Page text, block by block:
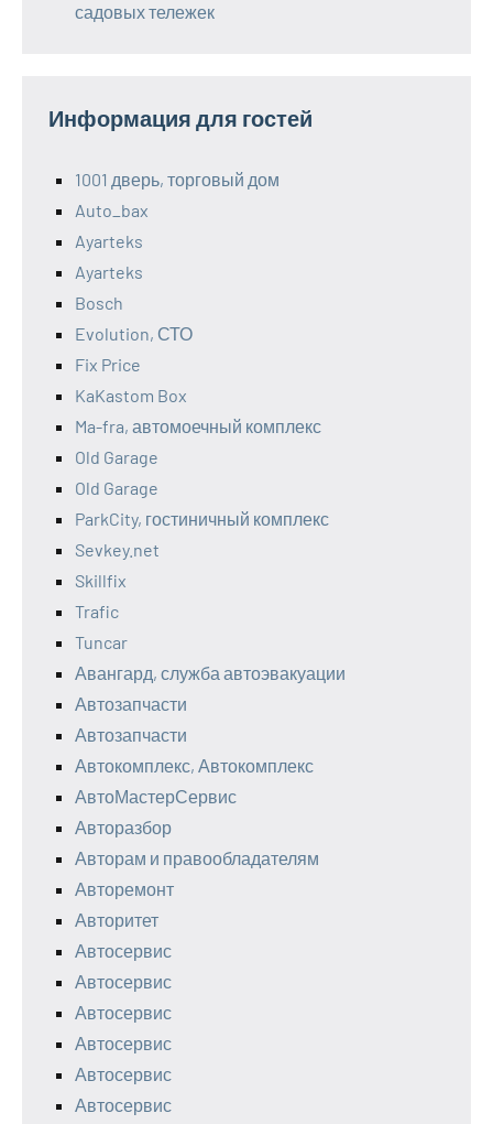
садовых тележек
Информация для гостей
1001 дверь, торговый дом
Auto_bax
Ayarteks
Ayarteks
Bosch
Evolution, СТО
Fix Price
KaKastom Box
Ma-fra, автомоечный комплекс
Old Garage
Old Garage
ParkCity, гостиничный комплекс
Sevkey.net
Skillfix
Trafic
Tuncar
Авангард, служба автоэвакуации
Автозапчасти
Автозапчасти
Автокомплекс, Автокомплекс
АвтоМастерСервис
Авторазбор
Авторам и правообладателям
Авторемонт
Авторитет
Автосервис
Автосервис
Автосервис
Автосервис
Автосервис
Автосервис